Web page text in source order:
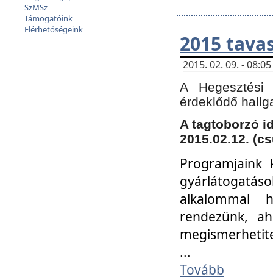
SzMSz
Támogatóink
Elérhetőségeink
2015
2015. 02. 09. -
A
érdeklődő
A tagtoborzó
2015.02.12.
Programjaink
alkalommal
rendezünk,
...
Tovább